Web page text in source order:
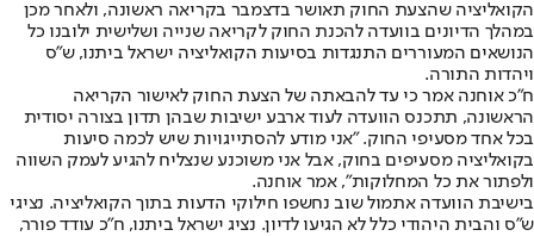
הקואליציה שהצעת החוק תאושר בדצמבר בקריאה ראשונה, ולאחר מכן
במהלך הדיונים בוועדה להכנת החוק לקריאה שנייה ושלישית ילובנו כל
הנושאים המעוררים התנגדות בסיעות הקואליציה ישראל ביתנו, ש"ס
ויהדות התורה.
ח"כ אוחנה אמר כי עד להבאתה של הצעת החוק לאישור הקריאה
הראשונה, תתכנס הוועדה לעוד ארבע ישיבות שבהן תדון בצורה יסודית
בכל אחד מסעיפי החוק. "אני מודע להסתייגויות שיש לכמה סיעות
בקואליציה מסעיפים בחוק, אבל אני משוכנע שנצליח להגיע לעמק השווה
ולפתור את כל המחלוקות", אמר אוחנה.
בישיבת הוועדה אתמול שוב נחשפו חילוקי הדעות בתוך הקואליציה. נציגי
ש"ס והבית היהודי כלל לא הגיעו לדיון. נציג ישראל ביתנו, ח"כ עודד פורר,